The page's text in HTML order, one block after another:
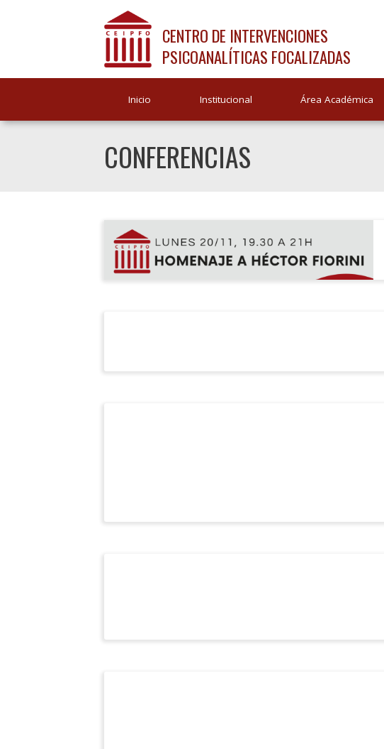
CENTRO DE INTERVENCIONES
PSICOANALÍTICAS FOCALIZADAS
Inicio Institucional Área Académica
CONFERENCIAS